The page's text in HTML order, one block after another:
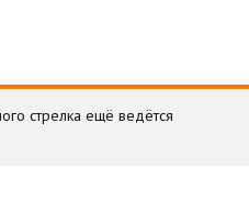
стрелка ещё ведётся